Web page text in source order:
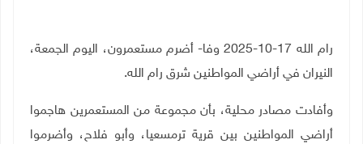
رام الله 17-10-2025 وفا- أضرم مستعمرون، اليوم الجمعة،
النيران في أراضي المواطنين شرق رام الله.
وأفادت مصادر محلية، بأن مجموعة من المستعمرين هاجموا
أراضي المواطنين بين قرية ترمسعيا، وأبو فلاح، وأضرموا